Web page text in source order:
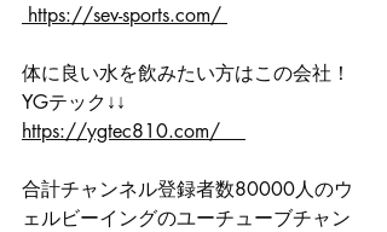
https://sev-sports.com/
体に良い水を飲みたい方はこの会社！
YGテック↓↓
https://ygtec810.com/
合計チャンネル登録者数80000人のウ
ェルビーイングのユーチューブチャン